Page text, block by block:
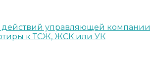
действий управляющей компании
к ТСЖ, ЖСК или УК